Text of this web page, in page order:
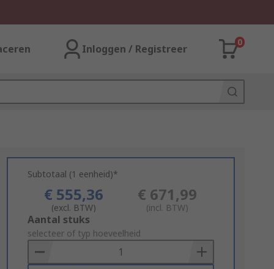
Inloggen / Registreer
0
Subtotaal (1 eenheid)*
€ 555,36
(excl. BTW)
€ 671,99
(incl. BTW)
Add
to
Basket
Aantal stuks
selecteer of typ hoeveelheid